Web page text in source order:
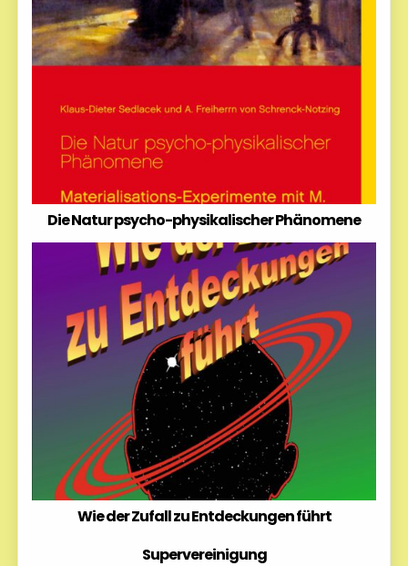
Die Natur psycho-physikalischer Phänomene
Wie der Zufall zu Entdeckungen führt
Supervereinigung